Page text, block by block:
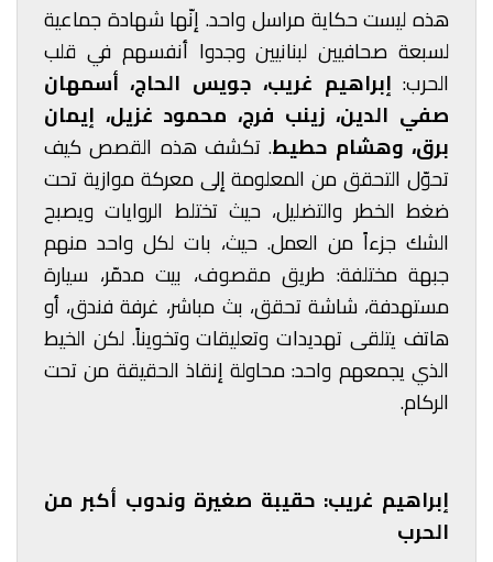
هذه ليست حكاية مراسل واحد. إنّها شهادة جماعية
لسبعة صحافيين لبنانيين وجدوا أنفسهم في قلب
الحرب: إبراهيم غريب، جويس الحاج، أسمهان
صفي الدين، زينب فرج، محمود غزيل، إيمان
برق، وهشام حطيط. تكشف هذه القصص كيف
تحوّل التحقق من المعلومة إلى معركة موازية تحت
ضغط الخطر والتضليل، حيث تختلط الروايات ويصبح
الشك جزءاً من العمل. حيث، بات لكل واحد منهم
جبهة مختلفة: طريق مقصوف، بيت مدمّر، سيارة
مستهدفة، شاشة تحقق، بث مباشر، غرفة فندق، أو
هاتف يتلقى تهديدات وتعليقات وتخويناً. لكن الخيط
الذي يجمعهم واحد: محاولة إنقاذ الحقيقة من تحت
الركام.
إبراهيم غريب: حقيبة صغيرة وندوب أكبر من
الحرب